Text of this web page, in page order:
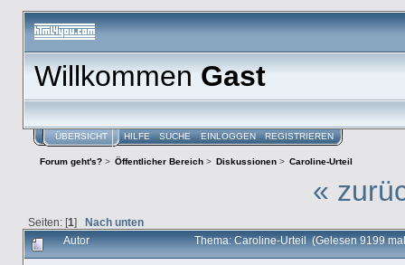
WillkommenGast
ÜBERSICHT HILFE SUCHE EINLOGGEN REGISTRIEREN
Forum geht's?> Öffentlicher Bereich > Diskussionen > Caroline-Urteil
«
Seiten: [1] Nach unten
Autor Thema: Caroline-Urteil (Gelesen 9199